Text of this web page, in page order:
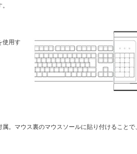
使用す
。マウス裏のマウスソールに貼り付けること